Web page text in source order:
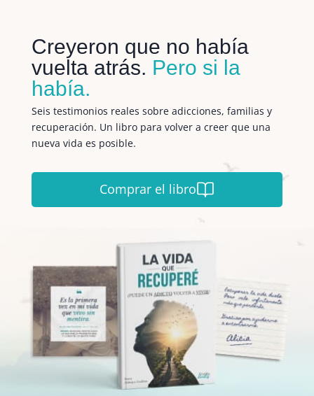
Creyeron que no había
vuelta atrás. Pero si la
había.
Seis testimonios reales sobre adicciones, familias y
recuperación. Un libro para volver a creer que una
nueva vida es posible.
Comprar el libro